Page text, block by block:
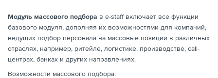
Модуль массового подбора в e-staff включает все функции
базового модуля, дополняя их возможностями для компаний,
ведущих подбор персонала на массовые позиции в различных
отраслях, например, ритейле, логистике, производстве, call-
центрах, банках и других направлениях.
Возможности массового подбора: